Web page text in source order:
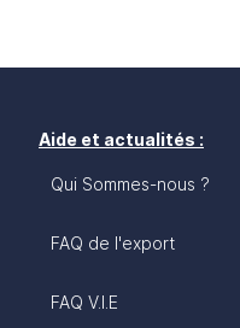
Aide et actualités :
Qui Sommes-nous ?
FAQ de l'export
FAQ V.I.E